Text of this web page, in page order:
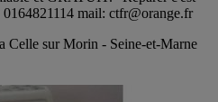
mail: ctfr@orange.fr
Celle sur Morin - Seine-et-Marne